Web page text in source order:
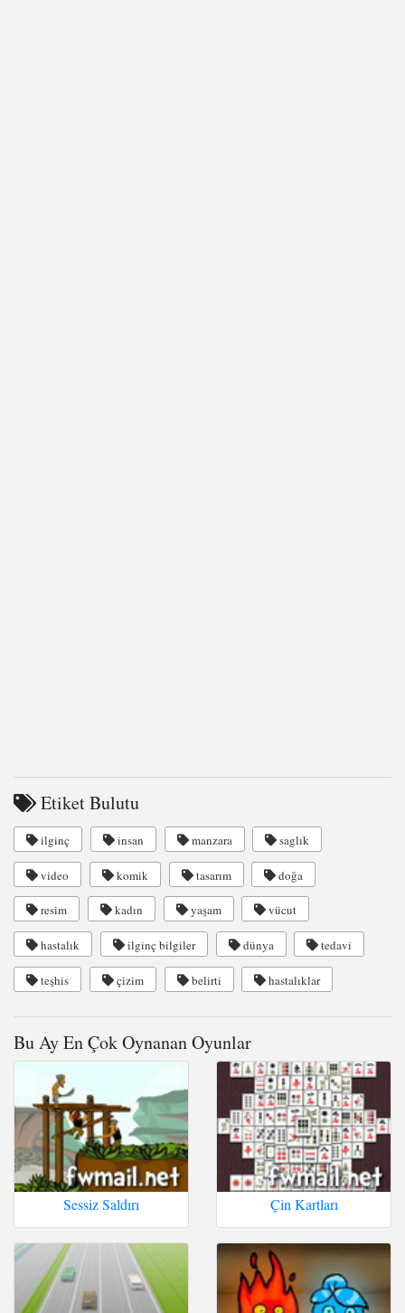
Etiket Bulutu
ilginç insan manzara saglık
video komik tasarım doğa
resim kadın yaşam vücut
hastalık ilginç bilgiler dünya tedavi
teşhis çizim belirti hastalıklar
Bu Ay En Çok Oynanan Oyunlar
Sessiz Saldırı Çin Kartları